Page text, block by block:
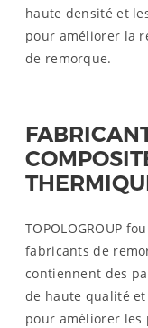
haute densité et
pour améliorer la
de remorque.
TOPOLOGROUP
fabricants de
contiennent des
de haute qualité et
pour améliorer les